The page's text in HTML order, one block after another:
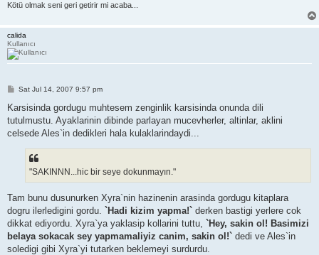
Kötü olmak seni geri getirir mi acaba...
calida
Kullanıcı
P
s
Sat Jul 14, 2007 9:57 pm
Karsisinda gordugu muhtesem zenginlik karsisinda onunda dili
tutulmustu. Ayaklarinin dibinde parlayan mucevherler, altinlar, aklini
celsede Ales`in dedikleri hala kulaklarindaydi...
"SAKINNN...hic bir seye dokunmayın."
Tam bunu dusunurken Xyra`nin hazinenin arasinda gordugu kitaplara
dogru ilerledigini gordu. `Hadi kizim yapma!` derken bastigi yerlere cok
dikkat ediyordu. Xyra`ya yaklasip kollarini tuttu, `Hey, sakin ol! Basimizi
belaya sokacak sey yapmamaliyiz canim, sakin ol!` dedi ve Ales`in
soledigi gibi Xyra`yi tutarken beklemeyi surdurdu.